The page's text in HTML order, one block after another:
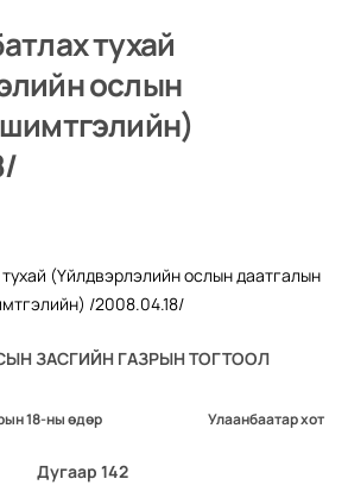
тухай
ослын
ЗАСГИЙН ГАЗРЫН ТОГТООЛ
18-ны өдөр Улаанбаатар хот
Дугаар 142